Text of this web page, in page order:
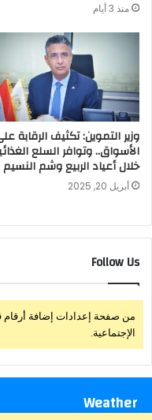
منذ 3 أيام
وزير التموين: تكثيف الرقابة
الأسواق.. وتوافر السلع
خلال أعياد الربيع وشم النسيم
أبريل 20, 2025
Follow Us
من صفحة إعدادات إضافة أرقام
الإجتماعية.
Weather